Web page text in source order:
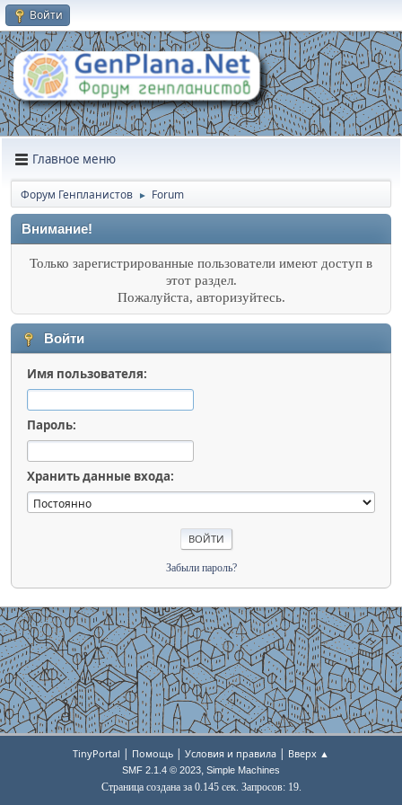
Войти
Главное меню
Форум Генпланистов ► Forum
Внимание!
Только зарегистрированные пользователи имеют доступ в
этот раздел.
Пожалуйста, авторизуйтесь.
Войти
Имя пользователя:
Пароль:
Хранить данные входа:
Забыли пароль?
TinyPortal | Помощь | Условия и правила | Вверх ▲
SMF 2.1.4 © 2023, Simple Machines
Страница создана за 0.145 сек. Запросов: 19.